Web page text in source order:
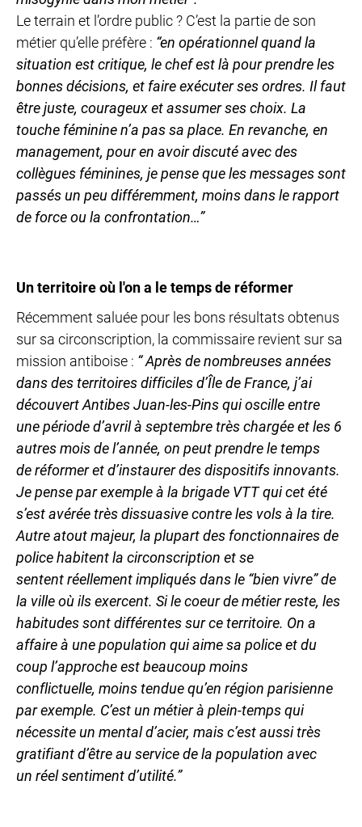
Le terrain et l’ordre public ? C’est la partie de son
métier qu’elle préfère : “en opérationnel quand la
situation est critique, le chef est là pour prendre les
bonnes décisions, et faire exécuter ses ordres. Il faut
être juste, courageux etassumer ses choix. La
touche féminine n’a pas sa place. En revanche, en
management, pour en avoir discuté avecdes
collègues féminines, je pense que les messages sont
passés un peu différemment, moins dans le rapport
de forceou la confrontation…”
Un territoire où l'on a le temps de réformer
Récemment saluée pour les bons résultats obtenus
sur sa circonscription, la commissaire revient sur sa
mission antiboise : “ Après de nombreuses années
dans des territoiresdifficiles d’Île de France, j’ai
découvert Antibes Juan-les-Pinsqui oscille entre
une période d’avril à septembre très chargée etles 6
autres mois de l’année, on peut prendre le temps
deréformer et d’instaurer des dispositifs innovants.
Je pense parexemple à la brigade VTT qui cet été
s’est avérée très dissuasivecontre les vols à la tire.
Autre atout majeur, la plupart des fonctionnaires de
police habitent la circonscription et se
sententréellement impliqués dans le “bien vivre” de
la ville où ilsexercent. Si le coeur de métier reste, les
habitudes sont différentessur ce territoire. On a
affaire à une population qui aime sa police et du
coup l’approche est beaucoup moins
conflictuelle, moins tendue qu’en région parisienne
par exemple. C’est un métier à plein-temps qui
nécessite un mental d’acier, mais c’estaussi très
gratifiant d’être au service de la population avec
un réel sentiment d’utilité.”